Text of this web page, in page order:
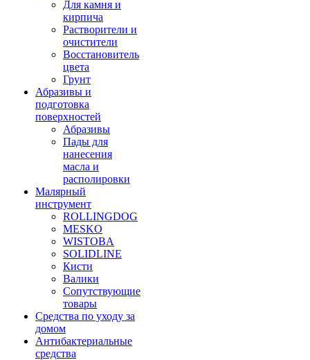
Для камня и
кирпича
Растворители и
очистители
Восстановитель
цвета
Грунт
Абразивы и
подготовка
поверхностей
Абразивы
Пады для
нанесения
масла и
располировки
Малярный
инструмент
ROLLINGDOG
MESKO
WISTOBA
SOLIDLINE
Кисти
Валики
Сопутствующие
товары
Средства по уходу за
домом
Антибактериальные
средства